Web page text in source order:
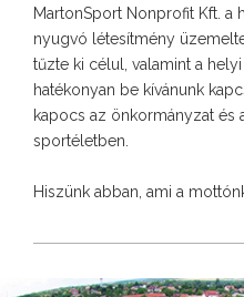
MartonSport Nonprofit Kft. a
nyugvó létesítmény
tűzte ki célul, valamint a
hatékonyan be kívánunk
kapocs az önkormányzat és
sportéletben.
Hiszünk abban, ami a